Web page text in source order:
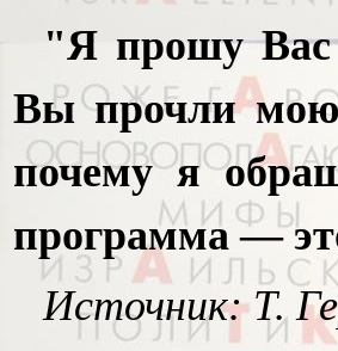
"Я прошу Вас
Вы прочли мою
почему я
программа —
Источник: Т.